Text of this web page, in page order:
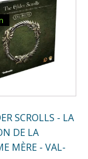
SCROLLS - LA
DE LA
MÈRE - VAL-